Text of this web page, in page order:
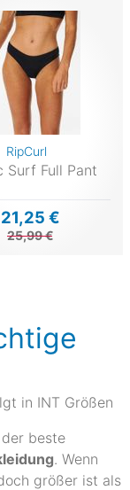
RipCurl
Surf Full Pant
21,25 €
25,99 €
in INT Größen
beste
. Wenn
größer ist als